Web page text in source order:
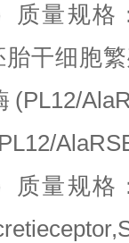
质量规格
干细胞
(PL12/
质量规格